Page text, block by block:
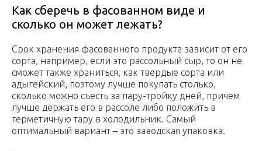
Как сберечь в фасованном виде и
сколько он может лежать?
Срок хранения фасованного продукта зависит от его
сорта, например, если это рассольный сыр, то он не
сможет также храниться, как твердые сорта или
адыгейский, поэтому лучше покупать столько,
сколько можно съесть за пару-тройку дней, причем
лучше держать его в рассоле либо положить в
герметичную тару в холодильник. Самый
оптимальный вариант – это заводская упаковка.